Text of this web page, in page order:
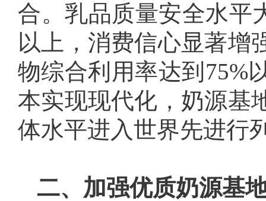
合。乳品质量安全水平
以上，消费信心显著增
物综合利用率达到75%
本实现现代化，奶源基
体水平进入世界先进行
二、加强优质奶源基